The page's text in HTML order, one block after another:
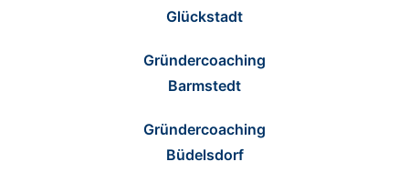
Glückstadt
Gründercoaching
Barmstedt
Gründercoaching
Büdelsdorf